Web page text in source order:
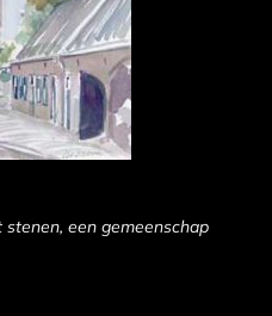
een gemeenschap